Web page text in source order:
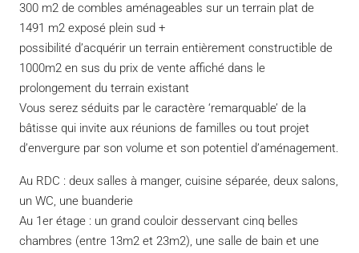
300 m2 de combles aménageables sur un terrain plat de
1491 m2 exposé plein sud +
possibilité d’acquérir un terrain entièrement constructible de
1000m2 en sus du prix de vente affiché dans le
prolongement du terrain existant
Vous serez séduits par le caractère ‘remarquable’ de la
bâtisse qui invite aux réunions de familles ou tout projet
d’envergure par son volume et son potentiel d’aménagement.
Au RDC : deux salles à manger, cuisine séparée, deux salons,
un WC, une buanderie
Au 1er étage : un grand couloir desservant cinq belles
chambres (entre 13m2 et 23m2), une salle de bain et une